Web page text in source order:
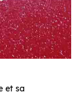
et sa